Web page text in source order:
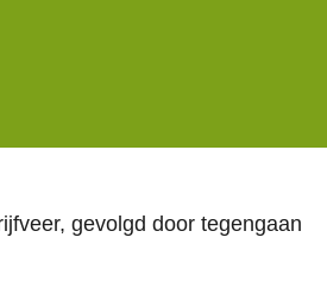
gevolgd door tegengaan